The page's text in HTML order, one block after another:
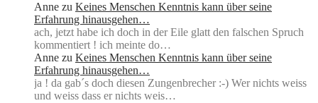
Anne zu Keines Menschen Kenntnis kann über seine
Erfahrung hinausgehen…
ach, jetzt habe ich doch in der Eile glatt den falschen Spruch
kommentiert ! ich meinte do…
Anne zu Keines Menschen Kenntnis kann über seine
Erfahrung hinausgehen…
ja ! da gab´s doch diesen Zungenbrecher :-) Wer nichts weiss
und weiss dass er nichts weis…